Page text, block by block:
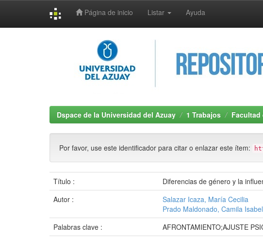
Página de inicio Listar Ayuda
Dspace de la Universidad del Azuay 1 Trabajos Facultad
Por favor, use este identificador para citar o enlazar este ítem:
Título :
Diferencias de género y la
Autor :
Salazar Icaza, María Cecilia
Prado Maldonado, Camila
Palabras clave :
AFRONTAMIENTO;AJUSTE